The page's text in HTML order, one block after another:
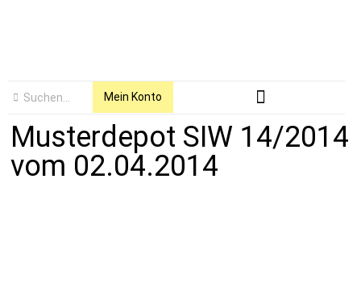
Mein Konto
Musterdepot SIW 14/2014
vom 02.04.2014